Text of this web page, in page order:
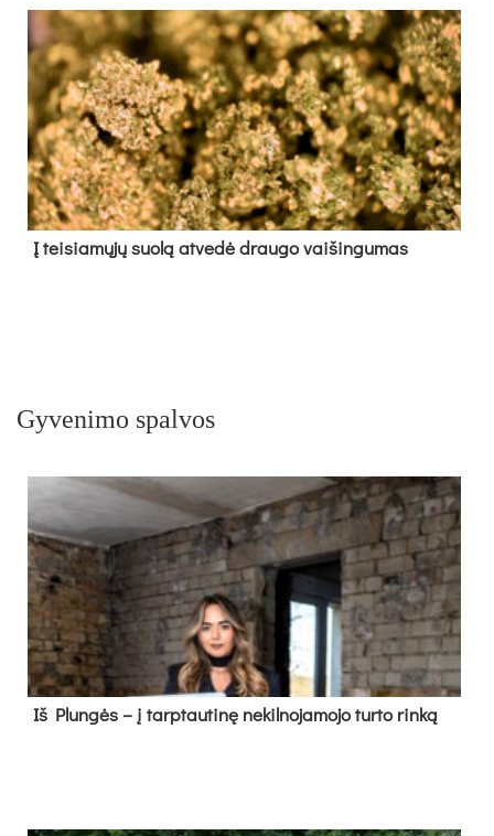
Į tei­sia­mų­jų suo­lą at­ve­dė drau­go vai­šin­gu­mas
Gyvenimo spalvos
Iš Plungės – į tarptautinę nekilnojamojo turto rinką